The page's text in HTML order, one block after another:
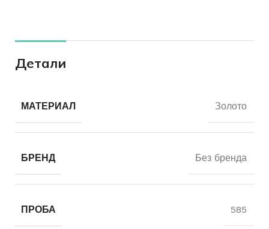
Детали
МАТЕРИАЛ Золото
БРЕНД Без бренда
ПРОБА 585